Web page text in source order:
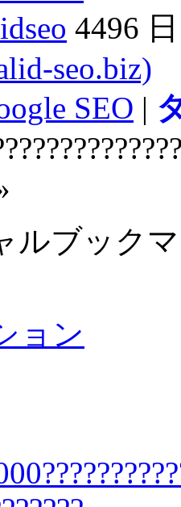
4496
seo.biz)
SEO |
ルブック
ョン